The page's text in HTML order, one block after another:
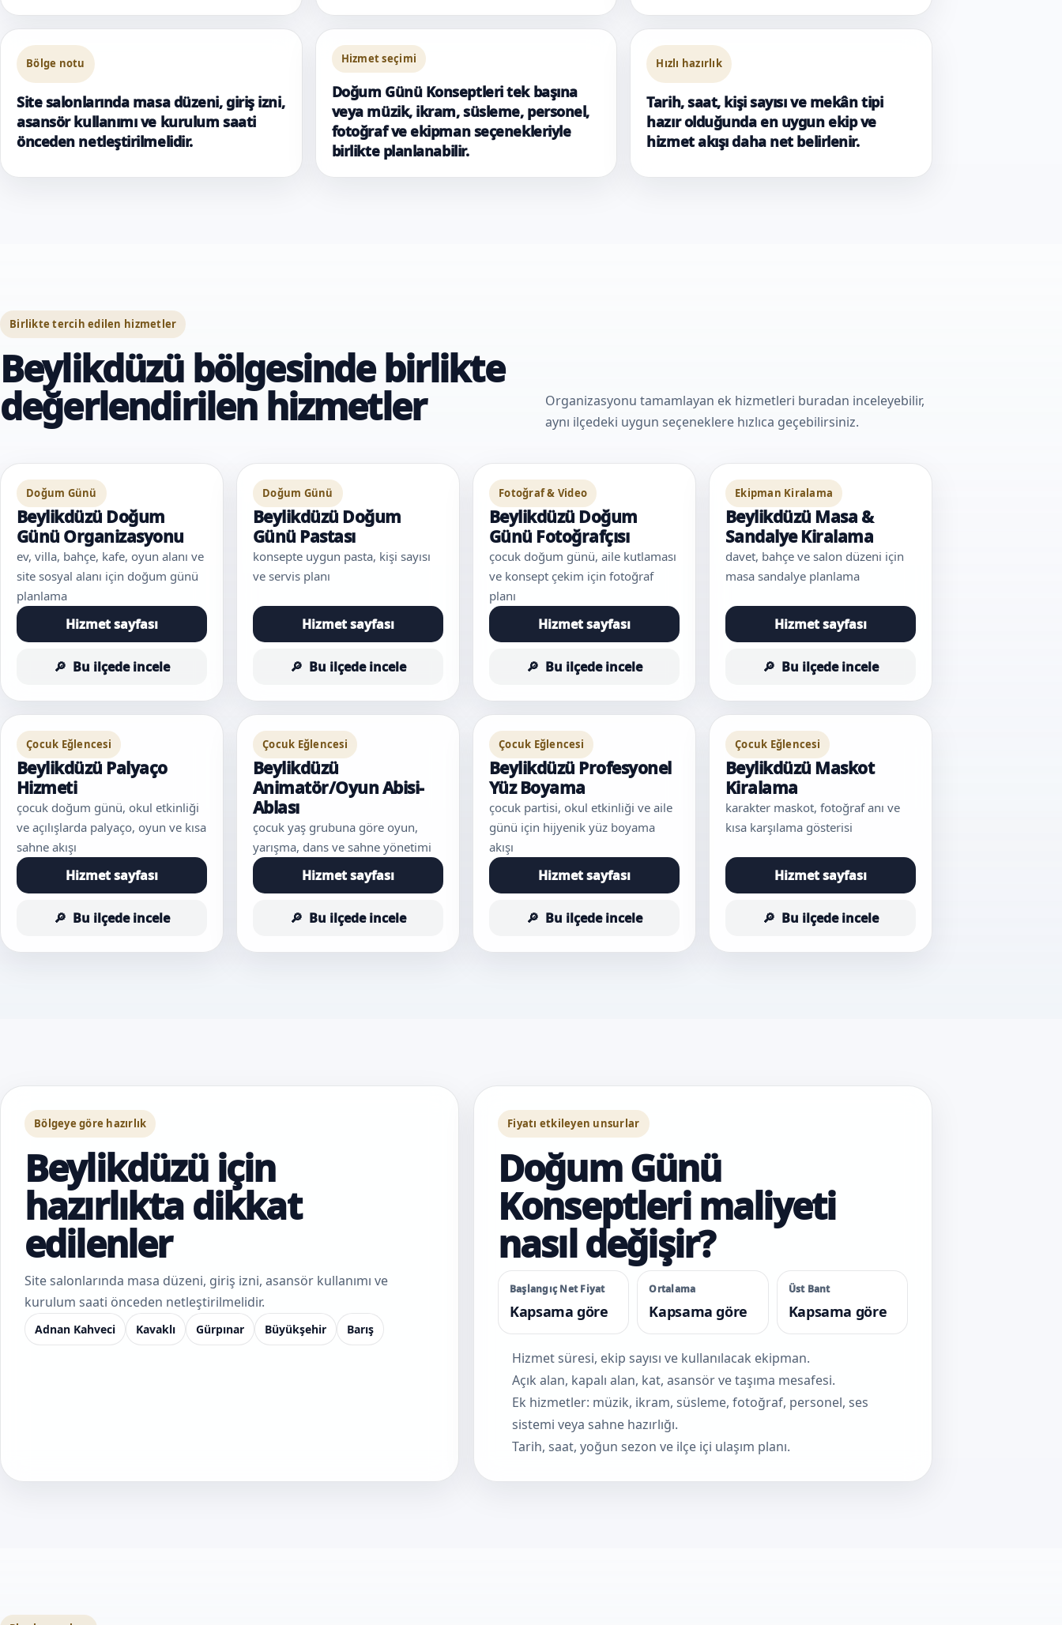
Bölge notu
Site salonlarında masa düzeni, giriş izni,
asansör kullanımı ve kurulum saati
önceden netleştirilmelidir.
Hizmet seçimi
Doğum Günü Konseptleri tek başına
veya müzik, ikram, süsleme, personel,
fotoğraf ve ekipman seçenekleriyle
birlikte planlanabilir.
Hızlı hazırlık
Tarih, saat, kişi sayısı ve mekân tipi
hazır olduğunda en uygun ekip ve
hizmet akışı daha net belirlenir.
Birlikte tercih edilen hizmetler
Beylikdüzü bölgesinde birlikte
değerlendirilen hizmetler
Organizasyonu tamamlayan ek hizmetleri buradan inceleyebilir,
aynı ilçedeki uygun seçeneklere hızlıca geçebilirsiniz.
Doğum Günü
Beylikdüzü Doğum
Günü Organizasyonu
ev, villa, bahçe, kafe, oyun alanı ve
site sosyal alanı için doğum günü
planlama
Hizmet sayfası
Bu ilçede incele
Doğum Günü
Beylikdüzü Doğum
Günü Pastası
konsepte uygun pasta, kişi sayısı
ve servis planı
Hizmet sayfası
Bu ilçede incele
Fotoğraf & Video
Beylikdüzü Doğum
Günü Fotoğrafçısı
çocuk doğum günü, aile kutlaması
ve konsept çekim için fotoğraf
planı
Hizmet sayfası
Bu ilçede incele
Ekipman Kiralama
Beylikdüzü Masa &
Sandalye Kiralama
davet, bahçe ve salon düzeni için
masa sandalye planlama
Hizmet sayfası
Bu ilçede incele
Çocuk Eğlencesi
Beylikdüzü Palyaço
Hizmeti
çocuk doğum günü, okul etkinliği
ve açılışlarda palyaço, oyun ve kısa
sahne akışı
Hizmet sayfası
Bu ilçede incele
Çocuk Eğlencesi
Beylikdüzü
Animatör/Oyun Abisi-
Ablası
çocuk yaş grubuna göre oyun,
yarışma, dans ve sahne yönetimi
Hizmet sayfası
Bu ilçede incele
Çocuk Eğlencesi
Beylikdüzü Profesyonel
Yüz Boyama
çocuk partisi, okul etkinliği ve aile
günü için hijyenik yüz boyama
akışı
Hizmet sayfası
Bu ilçede incele
Çocuk Eğlencesi
Beylikdüzü Maskot
Kiralama
karakter maskot, fotoğraf anı ve
kısa karşılama gösterisi
Hizmet sayfası
Bu ilçede incele
Bölgeye göre hazırlık
Beylikdüzü için
hazırlıkta dikkat
edilenler
Site salonlarında masa düzeni, giriş izni, asansör kullanımı ve
kurulum saati önceden netleştirilmelidir.
Adnan Kahveci Kavaklı Gürpınar Büyükşehir Barış
Fiyatı etkileyen unsurlar
Doğum Günü
Konseptleri maliyeti
nasıl değişir?
Başlangıç Net Fiyat
Kapsama göre
Ortalama
Kapsama göre
Üst Bant
Kapsama göre
Hizmet süresi, ekip sayısı ve kullanılacak ekipman.
Açık alan, kapalı alan, kat, asansör ve taşıma mesafesi.
Ek hizmetler: müzik, ikram, süsleme, fotoğraf, personel, ses
sistemi veya sahne hazırlığı.
Tarih, saat, yoğun sezon ve ilçe içi ulaşım planı.